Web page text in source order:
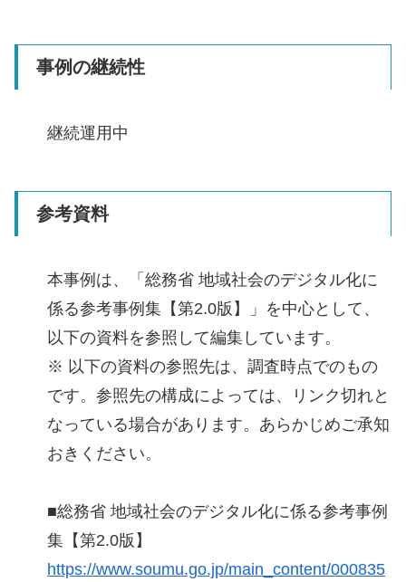
事例の継続性
継続運用中
参考資料
本事例は、「総務省 地域社会のデジタル化に
係る参考事例集【第2.0版】」を中心として、
以下の資料を参照して編集しています。
※ 以下の資料の参照先は、調査時点でのもの
です。参照先の構成によっては、リンク切れと
なっている場合があります。あらかじめご承知
おきください。
■総務省 地域社会のデジタル化に係る参考事例
集【第2.0版】
https://www.soumu.go.jp/main_content/000835